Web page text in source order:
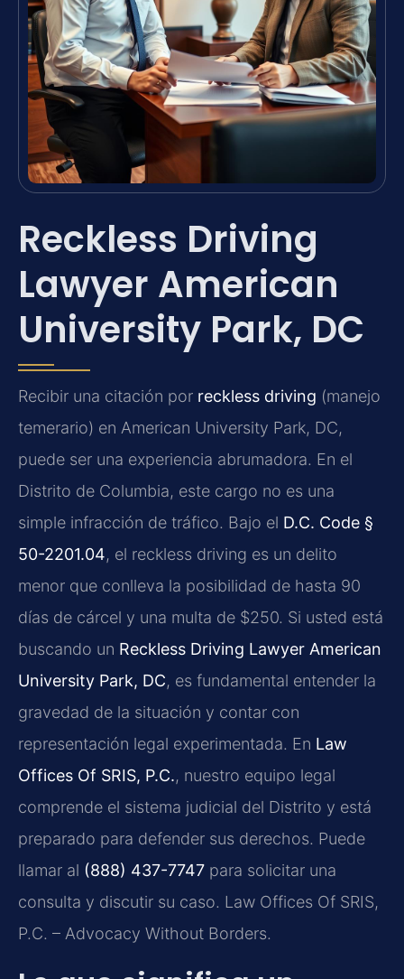
Reckless Driving
Lawyer American
University Park, DC
Recibir una citación por reckless driving (manejo
temerario) en American University Park, DC,
puede ser una experiencia abrumadora. En el
Distrito de Columbia, este cargo no es una
simple infracción de tráfico. Bajo el D.C. Code §
50-2201.04, el reckless driving es un delito
menor que conlleva la posibilidad de hasta 90
días de cárcel y una multa de $250. Si usted está
buscando un Reckless Driving Lawyer American
University Park, DC, es fundamental entender la
gravedad de la situación y contar con
representación legal experimentada. En Law
Offices Of SRIS, P.C., nuestro equipo legal
comprende el sistema judicial del Distrito y está
preparado para defender sus derechos. Puede
llamar al (888) 437-7747 para solicitar una
consulta y discutir su caso. Law Offices Of SRIS,
P.C. – Advocacy Without Borders.